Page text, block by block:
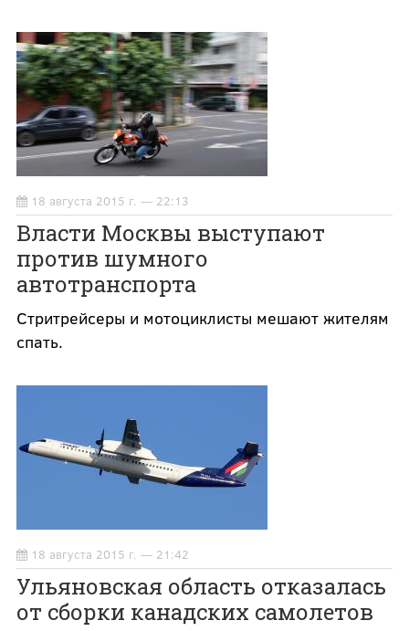
18 августа 2015 г. — 22:13
Власти Москвы выступают
против шумного
автотранспорта
Стритрейсеры и мотоциклисты мешают жителям
спать.
18 августа 2015 г. — 21:42
Ульяновская область отказалась
от сборки канадских самолетов